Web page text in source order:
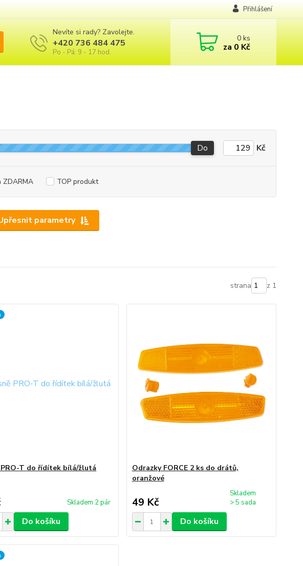
Přihlášení
Nevíte si rady? Zavolejte.
+420 736 484 475
Po - Pá: 9 - 17 hod.
0ks
za 0 Kč
parametry
Do Kč
ZDARMA TOP produkt
strana z 1
T do řídítek bílá/žlutá
Skladem 2 pár
Do košíku
Odrazky FORCE 2 ks do drátů,
oranžové
49 Kč
Skladem
> 5 sada
Do košíku